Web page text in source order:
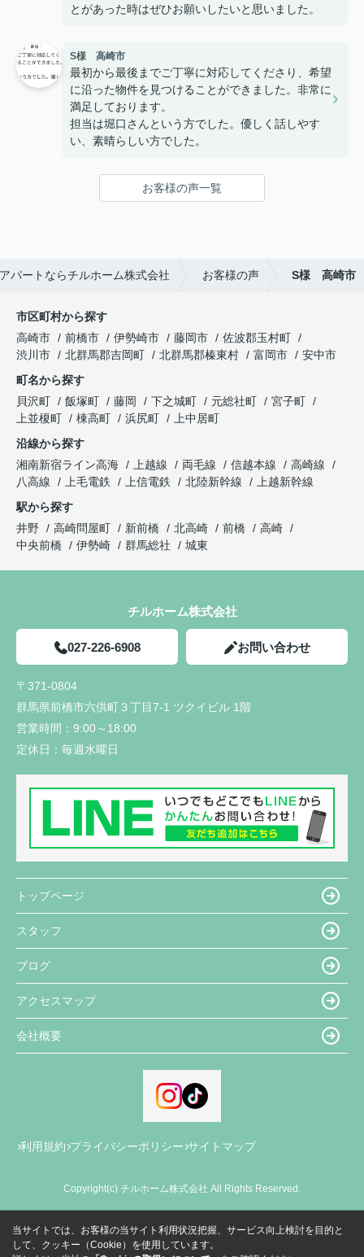
とがあった時はぜひお願いしたいと思いました。
S様 高崎市
最初から最後までご丁寧に対応してくださり、希望
に沿った物件を見つけることができました。非常に
満足しております。
担当は堀口さんという方でした。優しく話しやす
い、素晴らしい方でした。
お客様の声一覧
パートならチルホーム株式会社 お客様の声 S様 高崎市
市区町村から探す
高崎市
前橋市 伊勢崎市 藤岡市
佐波郡玉村町
渋川市
北群馬郡吉岡町 北群馬郡榛東村 富岡市
安中市
町名から探す
貝沢町
飯塚町 藤岡 下之城町 元総社町
宮子町
上並榎町
棟高町 浜尻町
上中居町
沿線から探す
湘南新宿ライン高海
上越線 両毛線 信越本線
高崎線
八高線
上毛電鉄 上信電鉄 北陸新幹線
上越新幹線
駅から探す
井野
高崎問屋町 新前橋 北高崎 前橋
高崎
中央前橋
伊勢崎 群馬総社 城東
チルホーム株式会社
027-226-6908 お問い合わせ
〒371-0804
群馬県前橋市六供町３丁目7-1 ツクイビル 1階
営業時間： 9:00～18:00
定休日： 毎週水曜日
トップページ
スタッフ
ブログ
アクセスマップ
会社概要
利用規約 プライバシーポリシー サイトマップ
Copyright(c) チルホーム株式会社 All Rights Reserved.
当サイトでは、お客様の当サイト利用状況把握、サービス向上検討を目的と
して、クッキー（Cookie）を使用しています。